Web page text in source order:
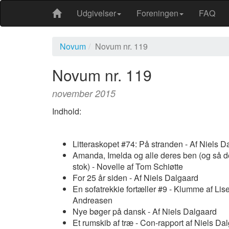
Udgivelser Foreningen FAQ
Novum Novum nr. 119
Novum nr. 119
november 2015
Indhold:
Litteraskopet #74: På stranden - Af Niels
Amanda, Imelda og alle deres ben (og så
stok) - Novelle af Tom Schiøtte
For 25 år siden - Af Niels Dalgaard
En sofatrekkie fortæller #9 - Klumme af
Andreasen
Nye bøger på dansk - Af Niels Dalgaard
Et rumskib af træ - Con-rapport af Niels